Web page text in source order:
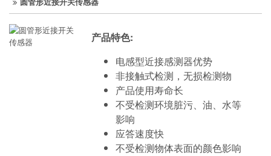
产品特色:
电感型近接感测器优势
非接触式检测，无损检测物
产品使用寿命长
不受检测环境脏污、油、水等
影响
应答速度快
不受检测物体表面的颜色影响